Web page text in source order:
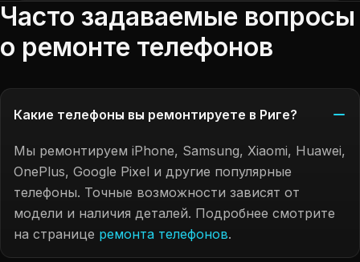
Часто задаваемые вопросы
о ремонте телефонов
Какие телефоны вы ремонтируете в Риге?
Мы ремонтируем iPhone, Samsung, Xiaomi, Huawei,
OnePlus, Google Pixel и другие популярные
телефоны. Точные возможности зависят от
модели и наличия деталей. Подробнее смотрите
на странице ремонта телефонов.